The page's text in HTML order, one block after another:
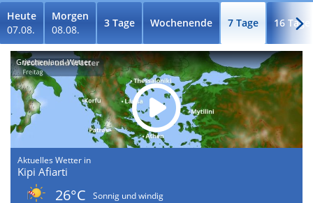
Heute
07.08.
Morgen
08.08.
3 Tage Wochenende 7 Tage 16 Tage
Griechenland-Wetter
Aktuelles Wetter in
Kipi Afiarti
26°C
Sonnig und windig